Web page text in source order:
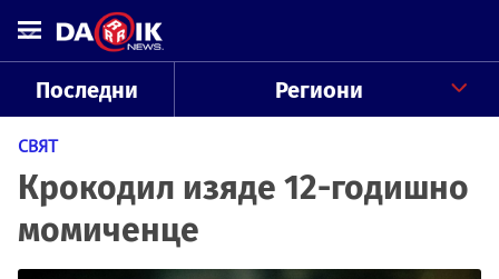
Последни Региони
СВЯТ
Крокодил изяде 12-годишно
момиченце